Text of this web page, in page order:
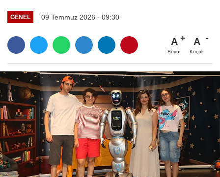
GENEL 09 Temmuz 2026 - 09:30
A
Büyüt
A
Küçült